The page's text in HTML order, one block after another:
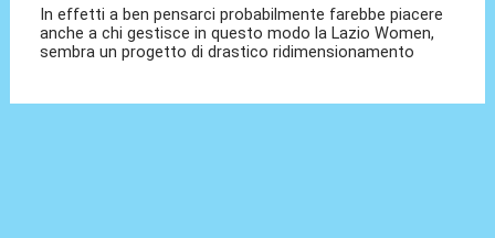
In effetti a ben pensarci probabilmente farebbe piacere
anche a chi gestisce in questo modo la Lazio Women,
sembra un progetto di drastico ridimensionamento